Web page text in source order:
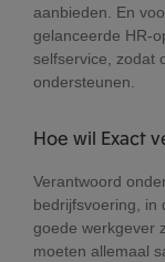
aanbieden. En
gelanceerde HR-
selfservice, zodat
ondersteunen.
Hoe wil Exact
Verantwoord
bedrijfsvoering, in
goede werkgever
moeten allemaal